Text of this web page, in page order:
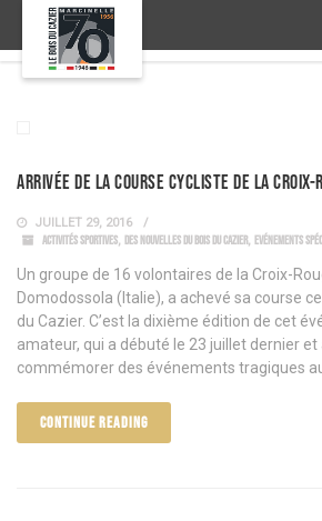
Arrivée de la course cycliste de la Croix-
JUILLET 29, 2016
ACTIVITÉS SPORTIVES, DES NOUVELLES DU BOIS DU CAZIER, EVÉNEMENTS
Un groupe de 16 volontaires de la Croix-
Domodossola (Italie), a achevé sa course
du Cazier. C’est la dixième édition de cet
amateur, qui a débuté le 23 juillet dernier et
commémorer des événements tragiques
CONTINUE READING